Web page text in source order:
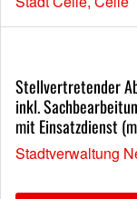
Stellvertretender
inkl.
mit Einsatzdienst
Stadtverwaltung